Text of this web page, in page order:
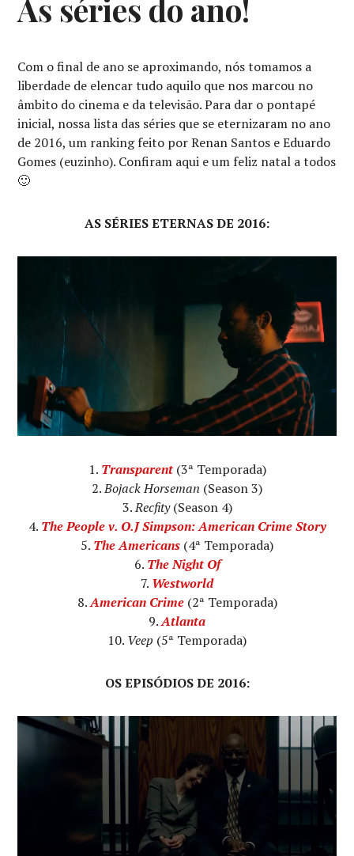
ANO,
PRÊMIOS
As séries do ano!
Com o final de ano se aproximando, nós tomamos a
liberdade de elencar tudo aquilo que nos marcou no
âmbito do cinema e da televisão. Para dar o pontapé
inicial, nossa lista das séries que se eternizaram no ano
de 2016, um ranking feito por Renan Santos e Eduardo
Gomes (euzinho). Confiram aqui e um feliz natal a todos
🙂
AS SÉRIES ETERNAS DE 2016:
Transparent(3ª Temporada)
Bojack Horseman (Season 3)
Recfity(Season 4)
The People v. O.J Simpson: American Crime Story
The Americans (4ª Temporada)
The Night Of
Westworld
American Crime(2ª Temporada)
Atlanta
Veep (5ª Temporada)
OS EPISÓDIOS DE 2016: